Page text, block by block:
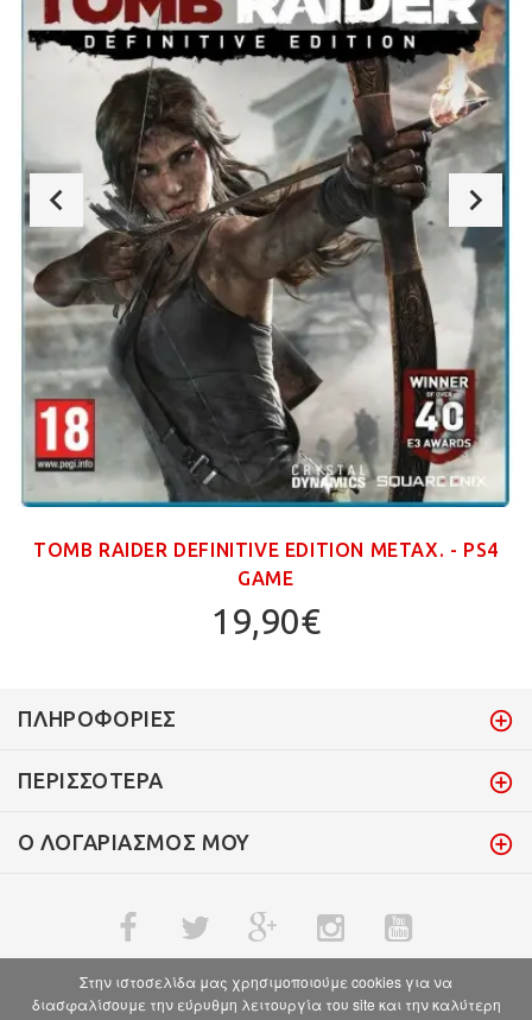
TOMB RAIDER DEFINITIVE EDITION ΜΕΤΑΧ. - PS4
GAME
19,90€
ΠΛΗΡΟΦΟΡΊΕΣ
ΠΕΡΙΣΣΌΤΕΡΑ
Ο ΛΟΓΑΡΙΑΣΜΌΣ ΜΟΥ
Στην ιστοσελίδα μας χρησιμοποιούμε cookies για να
διασφαλίσουμε την εύρυθμη λειτουργία του site και την καλύτερη